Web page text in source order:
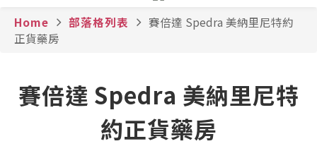
Home 部落格列表
賽倍達 Spedra 美納里尼特約
正貨藥房
賽倍達 Spedra 美納里尼特
約正貨藥房